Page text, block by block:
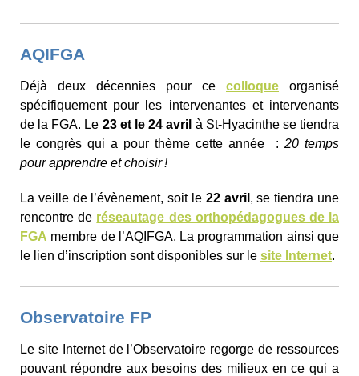
AQIFGA
Déjà deux décennies pour ce colloque organisé
spécifiquement pour les intervenantes et intervenants
de la FGA. Le 23 et le 24 avril à St-Hyacinthe se tiendra
le congrès qui a pour thème cette année : 20 temps
pour apprendre et choisir !
La veille de l’évènement, soit le 22 avril , se tiendra une
rencontre de réseautage des orthopédagogues de la
FGA membre de l’AQIFGA. La programmation ainsi que
le lien d’inscription sont disponibles sur le site Internet.
Observatoire FP
Le site Internet de l’Observatoire regorge de ressources
pouvant répondre aux besoins des milieux en ce qui a